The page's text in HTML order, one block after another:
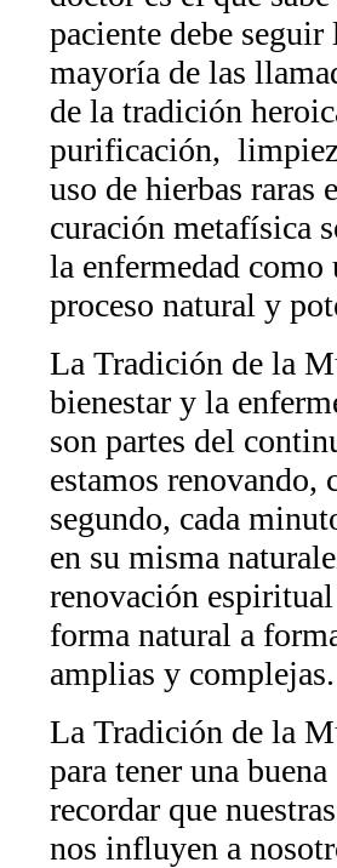
paciente debe seguir
mayoría de las
de la tradición
purificación,
uso de hierbas raras
curación metafísica
la enfermedad como
proceso natural y
La Tradición de la
bienestar y la
son partes del
estamos renovando,
segundo, cada
en su misma
renovación
forma natural a
amplias y complejas.
La Tradición de la
para tener una
recordar que
nos influyen a